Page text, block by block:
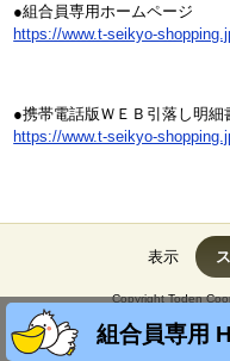
組合員専用
●組合員専用ホームページ
https://www.t-seikyo-
●携帯電話版ＷＥＢ引落し明細
https://www.t-seikyo-
表示
Copyright Toden
掲載の記事・写真・イラストなど、す